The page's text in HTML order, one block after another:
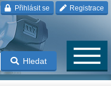
Přihlásit se Registrace
Hledat